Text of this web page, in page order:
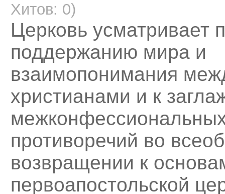
Хитов: 0)
Церковь усматривает
поддержанию мира и
взаимопонимания
христианами и к
противоречий во
возвращении к
первоапостольской